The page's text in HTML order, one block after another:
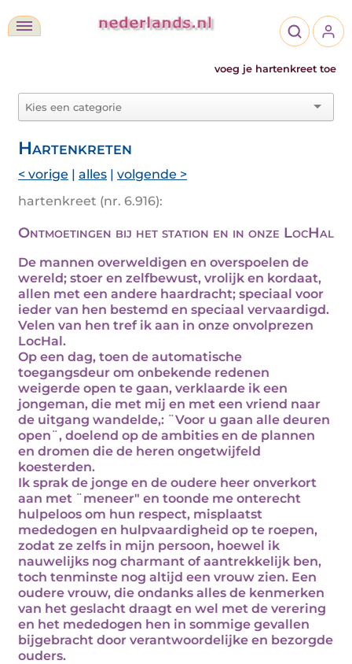
voeg je hartenkreet toe
Hartenkreten
< vorige | alles | volgende >
hartenkreet (nr. 6.916):
Ontmoetingen bij het station en in onze LocHal
De mannen overweldigen en overspoelen de
wereld; stoer en zelfbewust, vrolijk en kordaat,
allen met een andere haardracht; speciaal voor
ieder van hen bestemd en speciaal vervaardigd.
Velen van hen tref ik aan in onze onvolprezen
LocHal.
Op een dag, toen de automatische
toegangsdeur om onbekende redenen
weigerde open te gaan, verklaarde ik een
jongeman, die met mij en met een vriend naar
de uitgang wandelde,: ¨Voor u gaan alle deuren
open¨, doelend op de ambities en de plannen
en dromen die de heren ongetwijfeld
koesterden.
Ik sprak de jonge en de oudere heer onverkort
aan met ¨meneer" en toonde me onterecht
hulpeloos om hun respect, misplaatst
mededogen en hulpvaardigheid op te roepen,
zodat ze zelfs in mijn persoon, hoewel ik
nauwelijks nog charmant of aantrekkelijk ben,
toch tenminste nog altijd een vrouw zien. Een
oudere vrouw, die ondanks alles de kenmerken
van het geslacht draagt en wel met de verering
en het mededogen hen in sommige gevallen
bijgebracht door verantwoordelijke en bezorgde
ouders.